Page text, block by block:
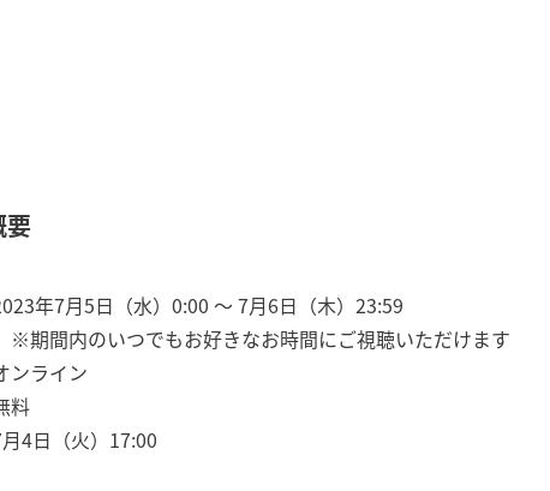
要
年7月5日（水）0:00 ～ 7月6日（木）23:59
※期間内のいつでもお好きなお時間にご視聴いただけます
ライン
料
4日（火）17:00